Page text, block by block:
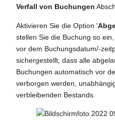
Verfall von Buchungen
Aktivieren Sie die Option '
stellen Sie die Buchung so
vor dem Buchungsdatum/-
sichergestellt, dass alle
Buchungen automatisch vor
verborgen werden,
verbleibenden Bestands.